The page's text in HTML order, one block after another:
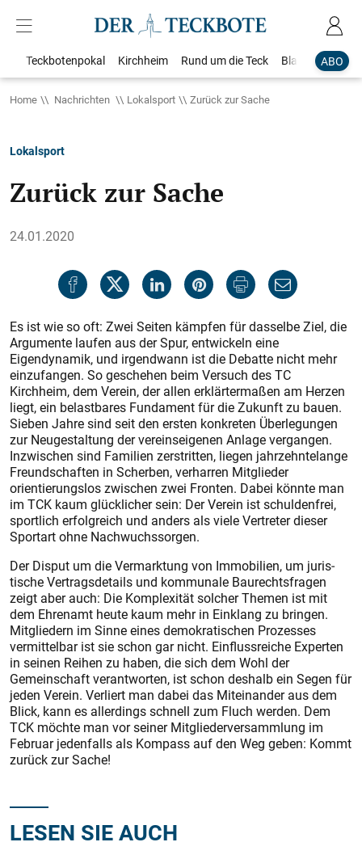
ABO
Teckbotenpokal Kirchheim Rund um die Teck Blaulicht
Home Nachrichten Lokalsport Zurück zur Sache
Lokalsport
Zurück zur Sache
24.01.2020
Es ist wie so oft: Zwei Seiten kämpfen für dasselbe Ziel, die
Argumente laufen aus der Spur, entwickeln eine
Eigendynamik, und irgendwann ist die Debatte nicht mehr
einzufangen. So geschehen beim Versuch des TC
Kirchheim, dem Verein, der allen erklärtermaßen am Herzen
liegt, ein belastbares Fundament für die Zukunft zu bauen.
Sieben Jahre sind seit den ersten konkreten Überlegungen
zur Neugestaltung der vereinseigenen Anlage vergangen.
Inzwischen sind Familien zerstritten, liegen jahrzehntelange
Freundschaften in Scherben, verharren Mitglieder
orientierungslos zwischen zwei Fronten. Dabei könnte man
im TCK kaum glücklicher sein: Der Verein ist schuldenfrei,
sportlich erfolgreich und anders als viele Vertreter dieser
Sportart ohne Nachwuchssorgen.
Der Disput um die Vermarktung von Immobilien, um juris­
tische Vertragsdetails und kommunale Baurechtsfragen
zeigt aber auch: Die Komplexität solcher Themen ist mit
dem Ehrenamt heute kaum mehr in Einklang zu bringen.
Mitgliedern im Sinne eines demokratischen Prozesses
vermittelbar ist sie schon gar nicht. Einflussreiche Experten
in seinen Reihen zu haben, die sich dem Wohl der
Gemeinschaft verantworten, ist schon deshalb ein Segen für
jeden Verein. Verliert man dabei das Miteinander aus dem
Blick, kann es allerdings schnell zum Fluch werden. Dem
TCK möchte man vor seiner Mitgliederversammlung im
Februar jedenfalls als Kompass auf den Weg geben: Kommt
zurück zur Sache!
LESEN SIE AUCH